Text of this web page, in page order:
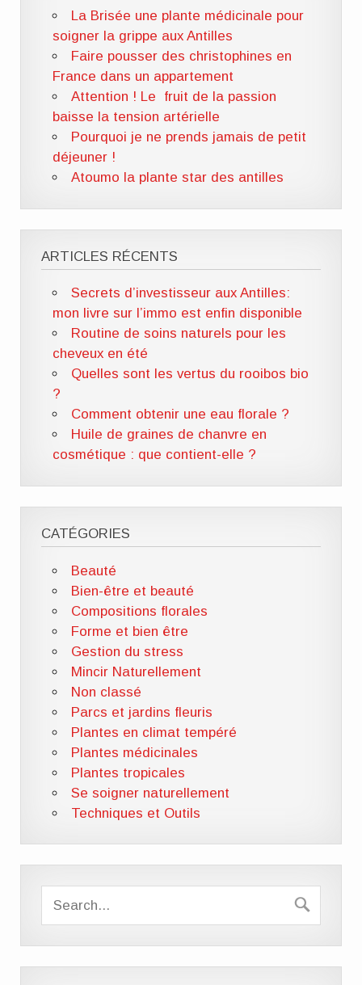
La Brisée une plante médicinale pour
soigner la grippe aux Antilles
Faire pousser des christophines en
France dans un appartement
Attention ! Le fruit de la passion
baisse la tension artérielle
Pourquoi je ne prends jamais de petit
déjeuner !
Atoumo la plante star des antilles
ARTICLES RÉCENTS
Secrets d’investisseur aux Antilles:
mon livre sur l’immo est enfin disponible
Routine de soins naturels pour les
cheveux en été
Quelles sont les vertus du rooibos bio
?
Comment obtenir une eau florale ?
Huile de graines de chanvre en
cosmétique : que contient-elle ?
CATÉGORIES
Beauté
Bien-être et beauté
Compositions florales
Forme et bien être
Gestion du stress
Mincir Naturellement
Non classé
Parcs et jardins fleuris
Plantes en climat tempéré
Plantes médicinales
Plantes tropicales
Se soigner naturellement
Techniques et Outils